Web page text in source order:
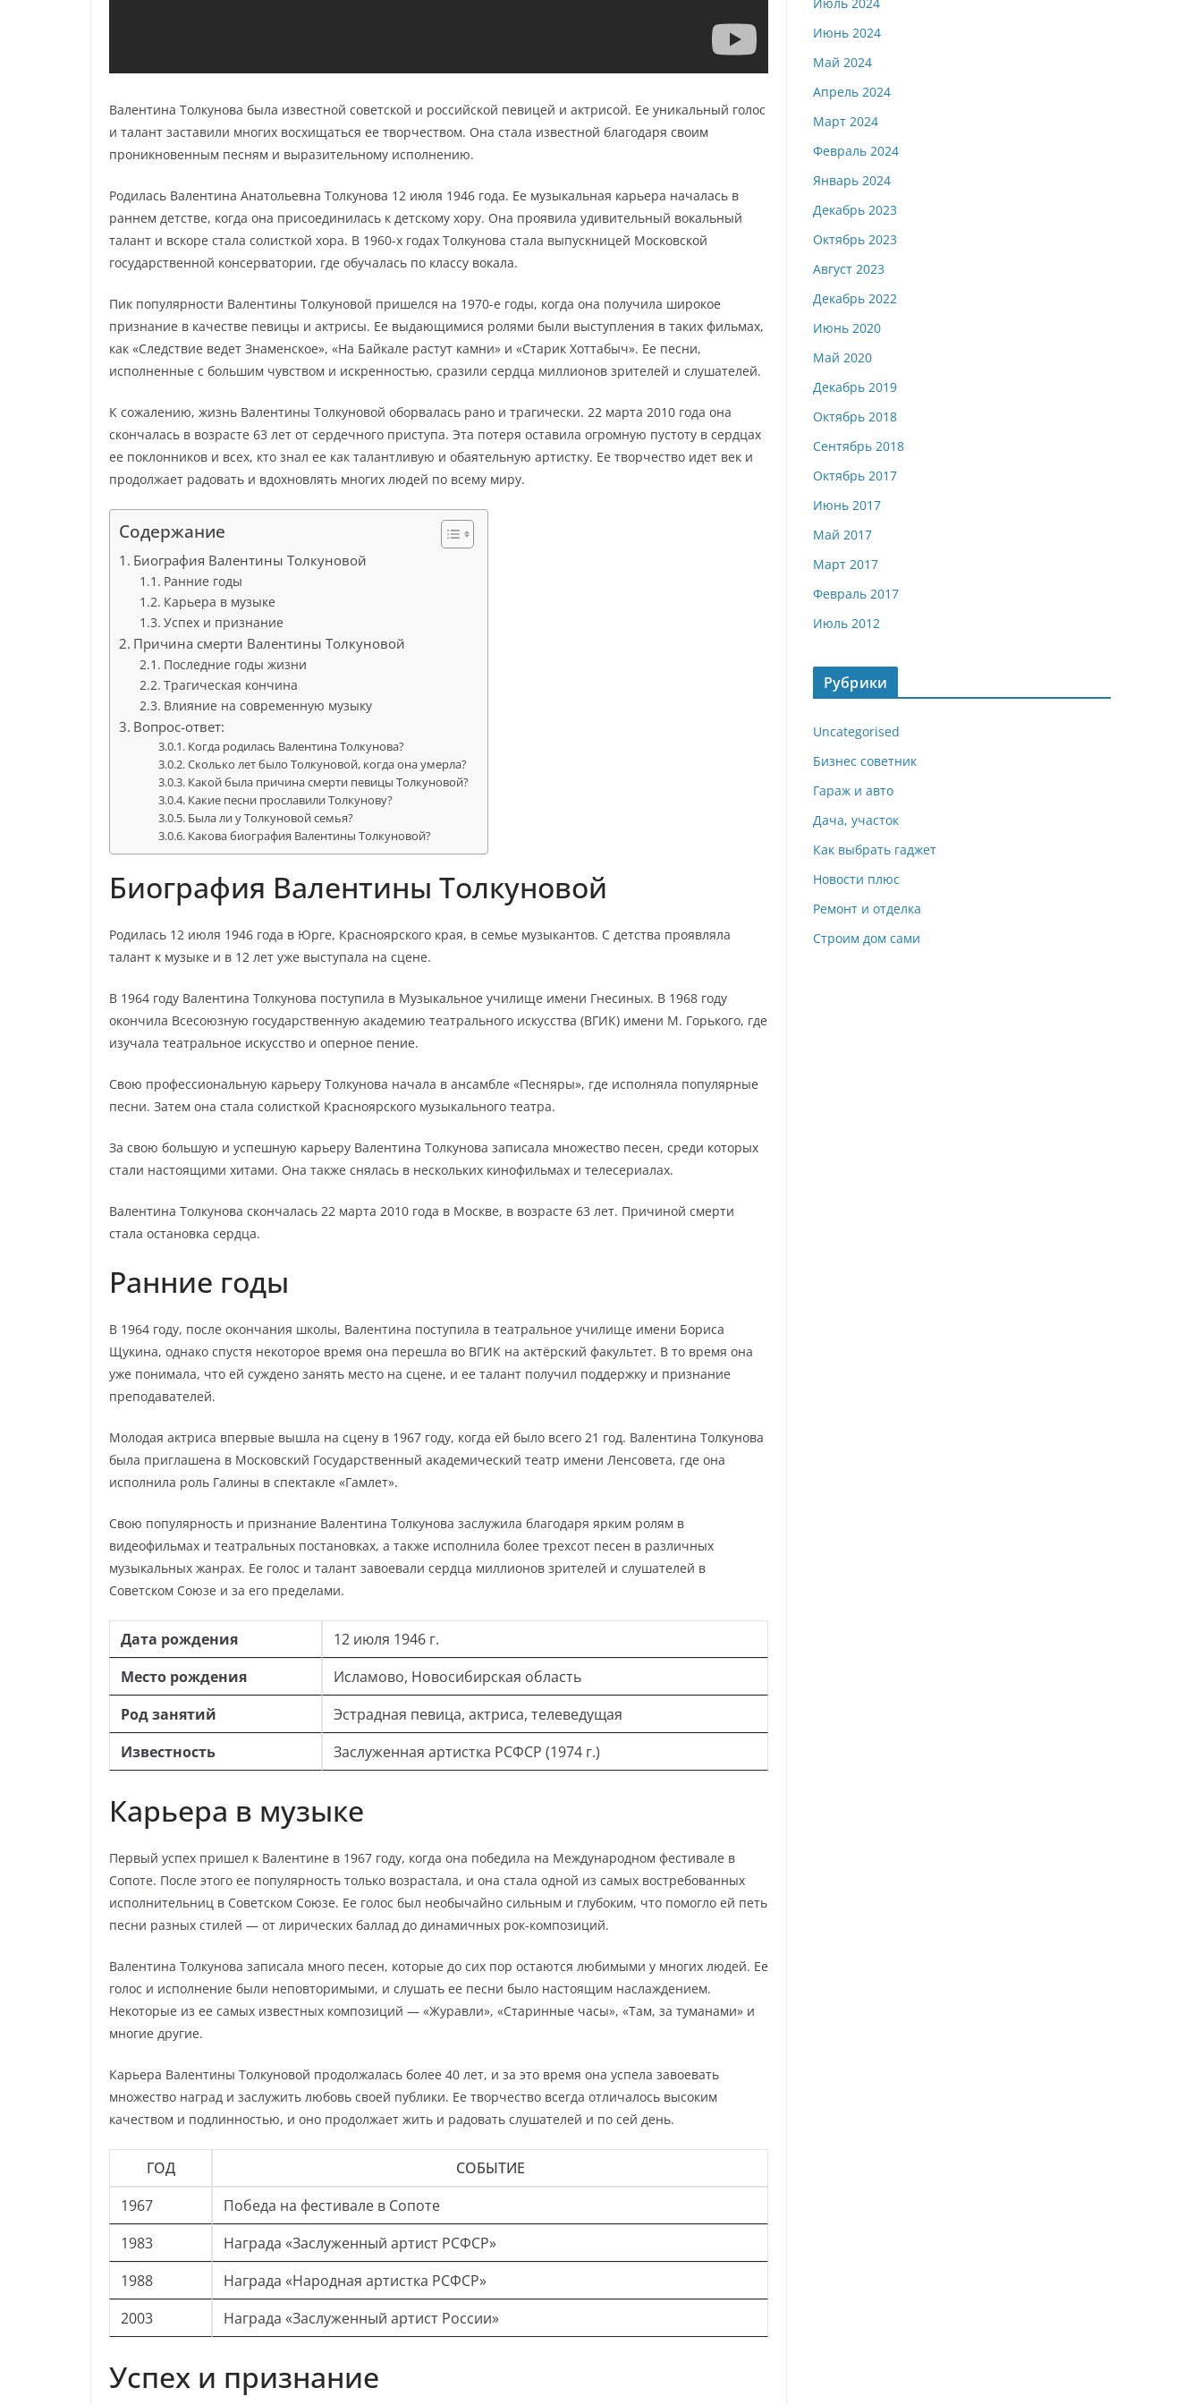
Валентина Толкунова была известной советской и российской певицей и актрисой. Ее уникальный голос
и талант заставили многих восхищаться ее творчеством. Она стала известной благодаря своим
проникновенным песням и выразительному исполнению.
Родилась Валентина Анатольевна Толкунова 12 июля 1946 года. Ее музыкальная карьера началась в
раннем детстве, когда она присоединилась к детскому хору. Она проявила удивительный вокальный
талант и вскоре стала солисткой хора. В 1960-х годах Толкунова стала выпускницей Московской
государственной консерватории, где обучалась по классу вокала.
Пик популярности Валентины Толкуновой пришелся на 1970-е годы, когда она получила широкое
признание в качестве певицы и актрисы. Ее выдающимися ролями были выступления в таких фильмах,
как «Следствие ведет Знаменское», «На Байкале растут камни» и «Старик Хоттабыч». Ее песни,
исполненные с большим чувством и искренностью, сразили сердца миллионов зрителей и слушателей.
К сожалению, жизнь Валентины Толкуновой оборвалась рано и трагически. 22 марта 2010 года она
скончалась в возрасте 63 лет от сердечного приступа. Эта потеря оставила огромную пустоту в сердцах
ее поклонников и всех, кто знал ее как талантливую и обаятельную артистку. Ее творчество идет век и
продолжает радовать и вдохновлять многих людей по всему миру.
Содержание
Биография Валентины Толкуновой
Ранние годы
Карьера в музыке
Успех и признание
Причина смерти Валентины Толкуновой
Последние годы жизни
Трагическая кончина
Влияние на современную музыку
Вопрос-ответ:
Когда родилась Валентина Толкунова?
Сколько лет было Толкуновой, когда она умерла?
Какой была причина смерти певицы Толкуновой?
Какие песни прославили Толкунову?
Была ли у Толкуновой семья?
Какова биография Валентины Толкуновой?
Биография Валентины Толкуновой
Родилась 12 июля 1946 года в Юрге, Красноярского края, в семье музыкантов. С детства проявляла
талант к музыке и в 12 лет уже выступала на сцене.
В 1964 году Валентина Толкунова поступила в Музыкальное училище имени Гнесиных. В 1968 году
окончила Всесоюзную государственную академию театрального искусства (ВГИК) имени М. Горького, где
изучала театральное искусство и оперное пение.
Свою профессиональную карьеру Толкунова начала в ансамбле «Песняры», где исполняла популярные
песни. Затем она стала солисткой Красноярского музыкального театра.
За свою большую и успешную карьеру Валентина Толкунова записала множество песен, среди которых
стали настоящими хитами. Она также снялась в нескольких кинофильмах и телесериалах.
Валентина Толкунова скончалась 22 марта 2010 года в Москве, в возрасте 63 лет. Причиной смерти
стала остановка сердца.
Ранние годы
В 1964 году, после окончания школы, Валентина поступила в театральное училище имени Бориса
Щукина, однако спустя некоторое время она перешла во ВГИК на актёрский факультет. В то время она
уже понимала, что ей суждено занять место на сцене, и ее талант получил поддержку и признание
преподавателей.
Молодая актриса впервые вышла на сцену в 1967 году, когда ей было всего 21 год. Валентина Толкунова
была приглашена в Московский Государственный академический театр имени Ленсовета, где она
исполнила роль Галины в спектакле «Гамлет».
Свою популярность и признание Валентина Толкунова заслужила благодаря ярким ролям в
видеофильмах и театральных постановках, а также исполнила более трехсот песен в различных
музыкальных жанрах. Ее голос и талант завоевали сердца миллионов зрителей и слушателей в
Советском Союзе и за его пределами.
Дата рождения
12 июля 1946 г.
Место рождения
Исламово, Новосибирская область
Род занятий
Эстрадная певица, актриса, телеведущая
Известность
Заслуженная артистка РСФСР (1974 г.)
Карьера в музыке
Первый успех пришел к Валентине в 1967 году, когда она победила на Международном фестивале в
Сопоте. После этого ее популярность только возрастала, и она стала одной из самых востребованных
исполнительниц в Советском Союзе. Ее голос был необычайно сильным и глубоким, что помогло ей петь
песни разных стилей — от лирических баллад до динамичных рок-композиций.
Валентина Толкунова записала много песен, которые до сих пор остаются любимыми у многих людей. Ее
голос и исполнение были неповторимыми, и слушать ее песни было настоящим наслаждением.
Некоторые из ее самых известных композиций — «Журавли», «Старинные часы», «Там, за туманами» и
многие другие.
Карьера Валентины Толкуновой продолжалась более 40 лет, и за это время она успела завоевать
множество наград и заслужить любовь своей публики. Ее творчество всегда отличалось высоким
качеством и подлинностью, и оно продолжает жить и радовать слушателей и по сей день.
ГОД
СОБЫТИЕ
1967
Победа на фестивале в Сопоте
1983
Награда «Заслуженный артист РСФСР»
1988
Награда «Народная артистка РСФСР»
2003
Награда «Заслуженный артист России»
Успех и признание
Июнь 2024
Май 2024
Апрель 2024
Март 2024
Февраль 2024
Январь 2024
Декабрь 2023
Октябрь 2023
Август 2023
Декабрь 2022
Июнь 2020
Май 2020
Декабрь 2019
Октябрь 2018
Сентябрь 2018
Октябрь 2017
Июнь 2017
Май 2017
Март 2017
Февраль 2017
Июль 2012
Рубрики
Uncategorised
Бизнес советник
Гараж и авто
Дача, участок
Как выбрать гаджет
Новости плюс
Ремонт и отделка
Строим дом сами